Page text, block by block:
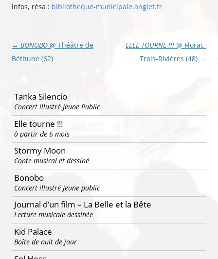
infos, résa : bibliotheque-municipale.anglet.fr
Navigation
des
← BONOBO @ Théâtre de
Béthune (62)
ELLE TOURNE !!! @ Florac-
Trois-Rivières (48) →
Tanka Silencio
Concert illustré Jeune Public
Elle tourne !!!
à partir de 6 mois
Stormy Moon
Conte musical et dessiné
Bonobo
Concert illustré Jeune public
Journal d’un film – La Belle et la Bête
Lecture musicale dessinée
Kid Palace
Boîte de nuit de jour